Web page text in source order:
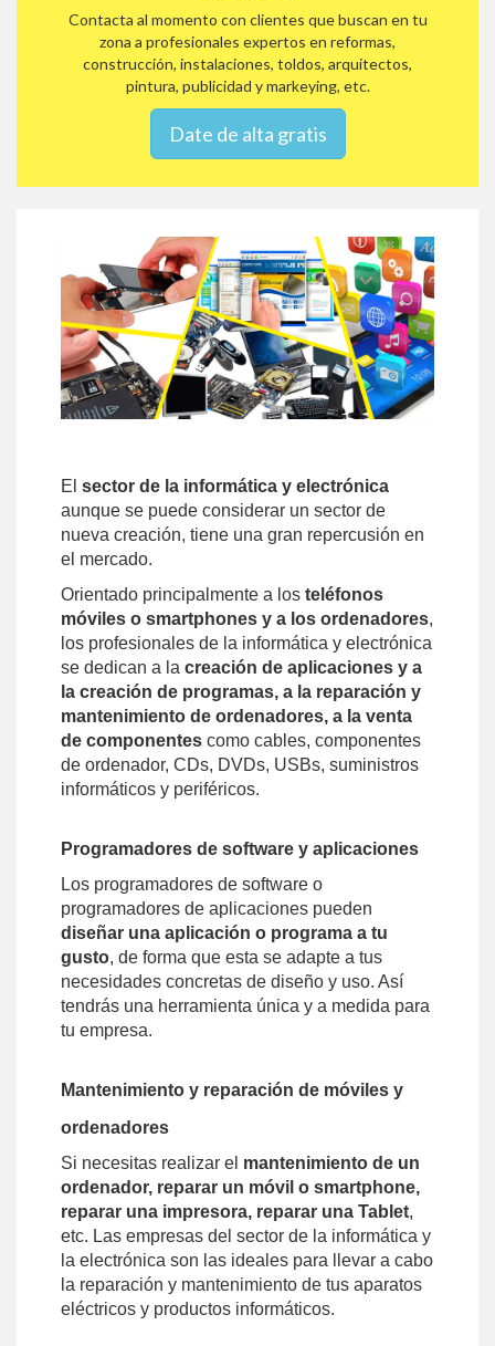
Contacta al momento con clientes que buscan en tu
zona a profesionales expertos en reformas,
construcción, instalaciones, toldos, arquitectos,
pintura, publicidad y markeying, etc.
Date de alta gratis
El sector de la informática y electrónica
aunque se puede considerar un sector de
nueva creación, tiene una gran repercusión en
el mercado.
Orientado principalmente a los teléfonos
móviles o smartphones y a los ordenadores,
los profesionales de la informática y electrónica
se dedican a la creación de aplicaciones y a
la creación de programas, a la reparación y
mantenimiento de ordenadores, a la venta
de componentes como cables, componentes
de ordenador, CDs, DVDs, USBs, suministros
informáticos y periféricos.
Programadores de software y aplicaciones
Los programadores de software o
programadores de aplicaciones pueden
diseñar una aplicación o programa a tu
gusto, de forma que esta se adapte a tus
necesidades concretas de diseño y uso. Así
tendrás una herramienta única y a medida para
tu empresa.
Mantenimiento y reparación de móviles y
ordenadores
Si necesitas realizar el mantenimiento de un
ordenador, reparar un móvil o smartphone,
reparar una impresora, reparar una Tablet,
etc. Las empresas del sector de la informática y
la electrónica son las ideales para llevar a cabo
la reparación y mantenimiento de tus aparatos
eléctricos y productos informáticos.